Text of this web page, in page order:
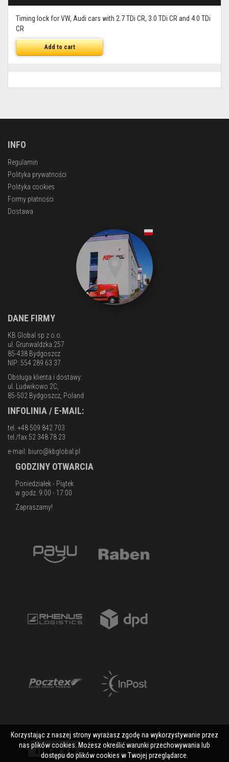
Timing lock for VW, Audi cars with 2.7 TDi CR, 3.0 TDi CR and 4.0 TDi
CR
Add to cart
INFO
Regulamin
Polityka prywatności
Polityka cookies
Formy płatności
Dostawa
DANE FIRMY
KB Global sp z o.o.
ul. Grunwaldzka 257
85-438 Bydgoszcz
NIP: 554 289 63 37
Obsługa klienta i dostawy:
ul. Ludwikowo 2C,
85-502 Bydgoszcz, Poland
INFOLINIA / E-MAIL:
tel. +48 509 842 703
tel./fax 52 348 78 23
e-mail: biuro@kbglobal.pl
GODZINY OTWARCIA
Poniedziałek - Piątek
w godz. 9:00 - 17:00
Zapraszamy!
Korzystając z naszej strony wyrażasz zgodę na wykorzystywanie przez
nas plików cookies. Możesz określić warunki przechowywania lub
dostępu do plików cookies w Twojej przeglądarce.